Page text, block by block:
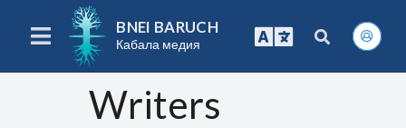
BNEI BARUCH
Кабала медия
Writers